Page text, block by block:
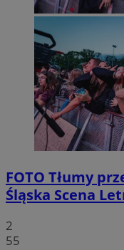
FOTO Tłumy
Śląska Scena
2
55